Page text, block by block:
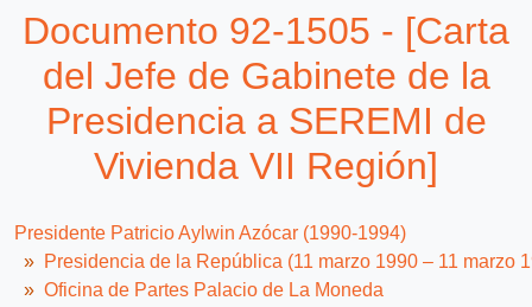
92-30339 - [Agradece regalo]
Documento 92-30342 - [Agradece regalo]
869 más...
Documento 92-1505 - [Carta
del Jefe de Gabinete de la
Presidencia a SEREMI de
Vivienda VII Región]
Presidente Patricio Aylwin Azócar (1990-1994)
Presidencia de la República (11 marzo 1990 – 11 marzo
Oficina de Partes Palacio de La Moneda